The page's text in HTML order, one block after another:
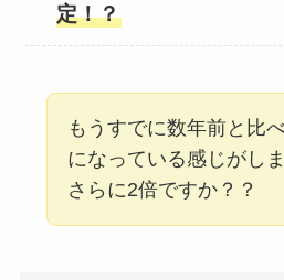
定！？
もうすでに数年前と比
になっている感じがしま
さらに2倍ですか？？